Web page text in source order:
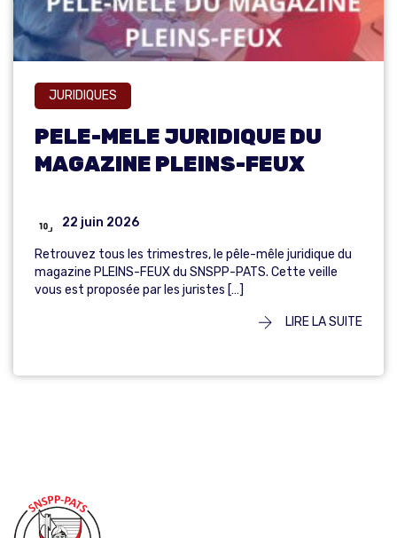
JURIDIQUES
PELE-MELE JURIDIQUE DU
MAGAZINE PLEINS-FEUX
22 juin 2026
Retrouvez tous les trimestres, le pêle-mêle juridique du
magazine PLEINS-FEUX du SNSPP-PATS. Cette veille
vous est proposée par les juristes […]
LIRE LA SUITE